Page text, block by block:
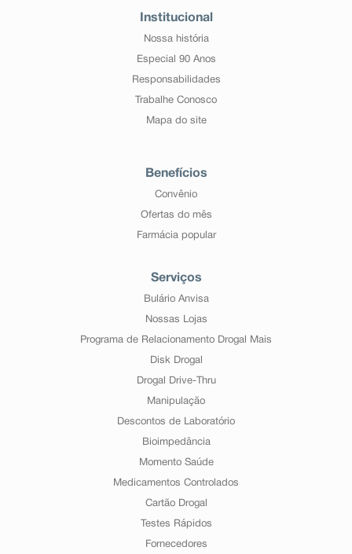
Institucional
Nossa história
Especial 90 Anos
Responsabilidades
Trabalhe Conosco
Mapa do site
Benefícios
Convênio
Ofertas do mês
Farmácia popular
Serviços
Bulário Anvisa
Nossas Lojas
Programa de Relacionamento Drogal Mais
Disk Drogal
Drogal Drive-Thru
Manipulação
Descontos de Laboratório
Bioimpedância
Momento Saúde
Medicamentos Controlados
Cartão Drogal
Testes Rápidos
Fornecedores